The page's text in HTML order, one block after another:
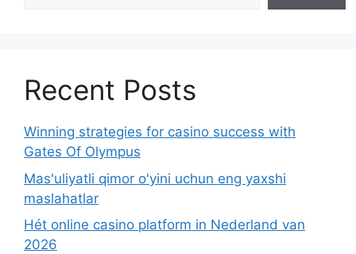
Recent Posts
Winning strategies for casino success with
Gates Of Olympus
Mas'uliyatli qimor o'yini uchun eng yaxshi
maslahatlar
Hét online casino platform in Nederland van
2026